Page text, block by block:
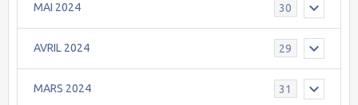
MAI 2024 30
AVRIL 2024 29
MARS 2024 31